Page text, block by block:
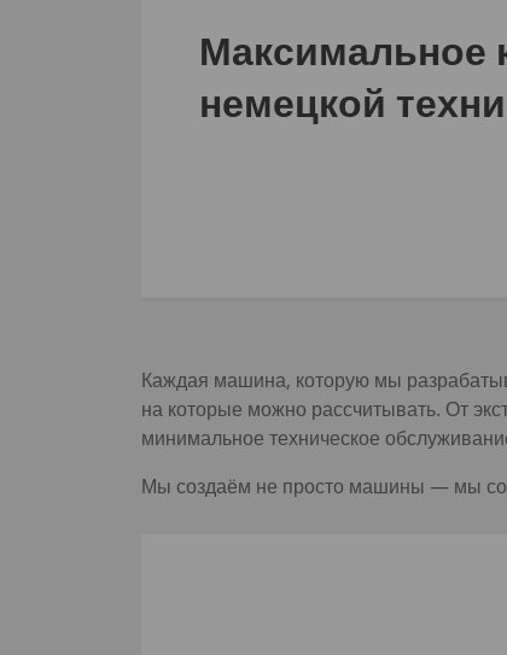
Максимальное
немецкой
Каждая машина, которую мы
на которые можно рассчитывать. От
минимальное техническое
Мы создаём не просто машины — мы